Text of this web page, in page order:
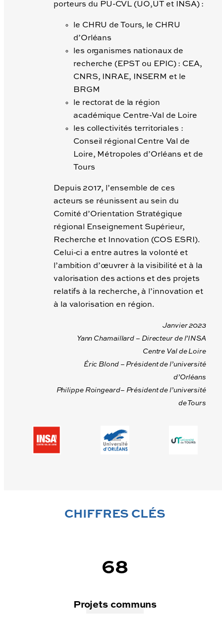
porteurs du PU-CVL (UO,UT et INSA) :
le CHRU de Tours, le CHRU
d’Orléans
les organismes nationaux de
recherche (EPST ou EPIC) : CEA,
CNRS, INRAE, INSERM et le
BRGM
le rectorat de la région
académique Centre-Val de Loire
les collectivités territoriales :
Conseil régional Centre Val de
Loire, Métropoles d’Orléans et de
Tours
Depuis 2017, l’ensemble de ces
acteurs se réunissent au sein du
Comité d’Orientation Stratégique
régional Enseignement Supérieur,
Recherche et Innovation (COS ESRI).
Celui-ci a entre autres la volonté et
l’ambition d’œuvrer à la visibilité et à la
valorisation des actions et des projets
relatifs à la recherche, à l’innovation et
à la valorisation en région.
Janvier 2023
Yann Chamaillard – Directeur de l’INSA
Centre Val de Loire
Éric Blond – Président de l’université
d’Orléans
Philippe Roingeard– Président de l’université
de Tours
CHIFFRES CLÉS
68
Projets communs